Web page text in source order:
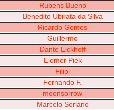
Rubens Bueno
Benedito Ubirata da Silva
Ricardo Gomes
Guillermo
Dante Eickhoff
Elemer Piek
Filipi
Fernando F.
moonsorrow
Marcelo Soriano